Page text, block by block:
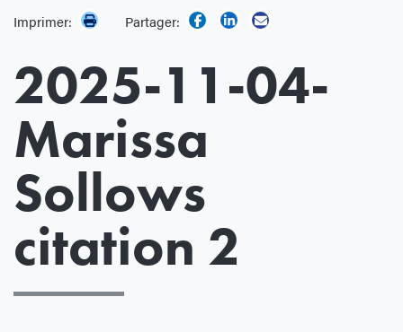
Imprimer:
Partager:
2025-11-04-
Marissa
Sollows
citation 2